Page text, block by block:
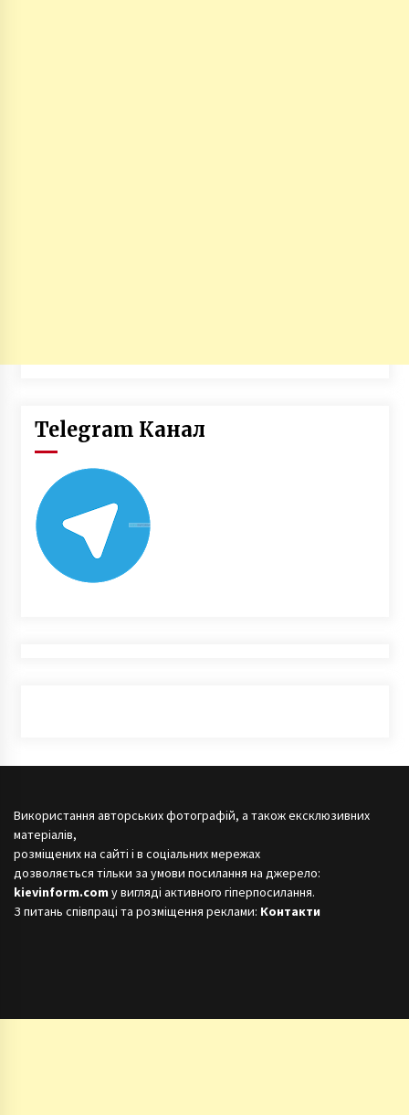
Telegram Канал
Використання авторських фотографій, а також ексклюзивних
матеріалів,
розміщених на сайті і в соціальних мережах
дозволяється тільки за умови посилання на джерело:
kievinform.com у вигляді активного гіперпосилання.
З питань співпраці та розміщення реклами: Контакти